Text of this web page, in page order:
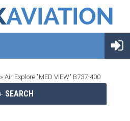
» Air Explore "MED VIEW" B737-400
SEARCH